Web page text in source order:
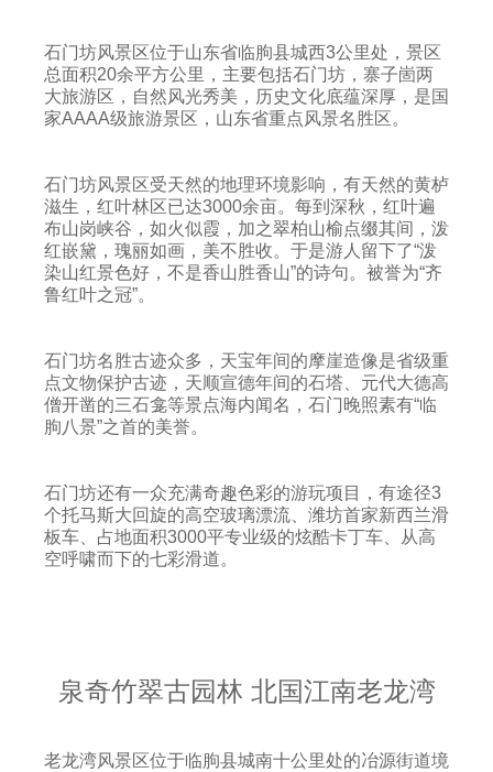
石门坊风景区位于山东省临朐县城西3公里处，景区
总面积20余平方公里，主要包括石门坊，寨子崮两
大旅游区，自然风光秀美，历史文化底蕴深厚，是国
家AAAA级旅游景区，山东省重点风景名胜区。
石门坊风景区受天然的地理环境影响，有天然的黄栌
滋生，红叶林区已达3000余亩。每到深秋，红叶遍
布山岗峡谷，如火似霞，加之翠柏山榆点缀其间，泼
红嵌黛，瑰丽如画，美不胜收。于是游人留下了“泼
染山红景色好，不是香山胜香山”的诗句。被誉为“齐
鲁红叶之冠”。
石门坊名胜古迹众多，天宝年间的摩崖造像是省级重
点文物保护古迹，天顺宣德年间的石塔、元代大德高
僧开凿的三石龛等景点海内闻名，石门晚照素有“临
朐八景”之首的美誉。
石门坊还有一众充满奇趣色彩的游玩项目，有途径3
个托马斯大回旋的高空玻璃漂流、潍坊首家新西兰滑
板车、占地面积3000平专业级的炫酷卡丁车、从高
空呼啸而下的七彩滑道。
泉奇竹翠古园林 北国江南老龙湾
老龙湾风景区位于临朐县城南十公里处的冶源街道境